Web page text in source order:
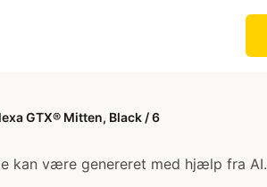
GTX® Mitten, Black / 6
kan være genereret med hjælp fra AI.